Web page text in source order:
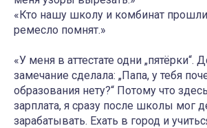
«Кто нашу школу и комбинат
ремесло помнят.»
«У меня в аттестате одни „пятёрки“.
замечание сделала: „Папа, у тебя
образования нету?“ Потому что
зарплата, я сразу после школы мог
зарабатывать. Ехать в город и